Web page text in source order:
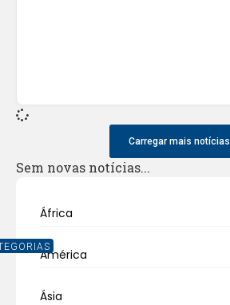
África
América
Ásia
Carregar mais notícias
Sem novas notícias...